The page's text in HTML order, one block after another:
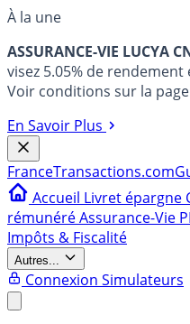
À la une
ASSURANCE-VIE LUCYA
visez 5.05% de rendement
Voir conditions sur la
En Savoir Plus
FranceTransactions.com
Accueil Livret épargne
rémunéréAssurance-Vie
Impôts & Fiscalité
Autres...
Connexion Simulateurs